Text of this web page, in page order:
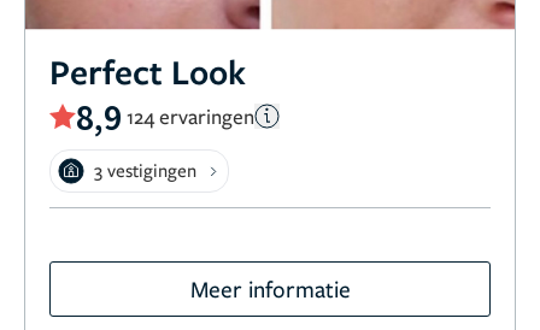
Perfect Look
8,9 124 ervaringen
3 vestigingen
Meer informatie